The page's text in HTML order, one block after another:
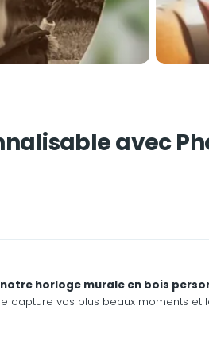
avec
horloge murale en bois
capture vos plus beaux moments